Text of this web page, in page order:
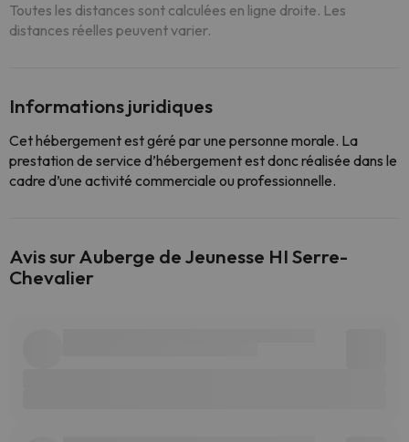
Toutes les distances sont calculées en ligne droite. Les
distances réelles peuvent varier.
Informations juridiques
Cet hébergement est géré par une personne morale. La
prestation de service d’hébergement est donc réalisée dans le
cadre d’une activité commerciale ou professionnelle.
Avis sur Auberge de Jeunesse HI Serre-
Chevalier